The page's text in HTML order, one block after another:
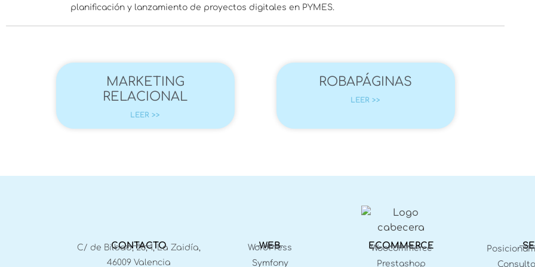
planificación y lanzamiento de proyectos digitales en PYMES.
MARKETING
RELACIONAL
LEER >>
ROBAPÁGINAS
LEER >>
CONTACTO
C/ de Bilbao, 26, 1, La Zaidía,
46009 Valencia
WEB
WordPress
Symfony
ECOMMERCE
Woocommerce
Prestashop